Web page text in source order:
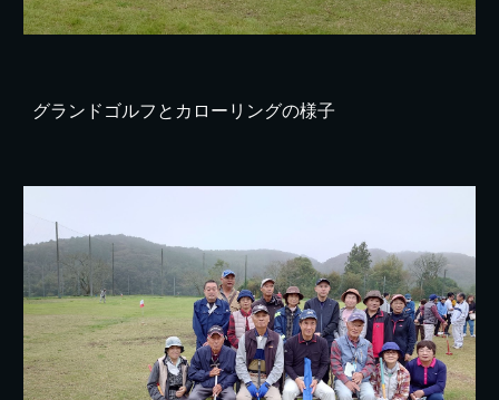
グランドゴルフとカローリングの様子